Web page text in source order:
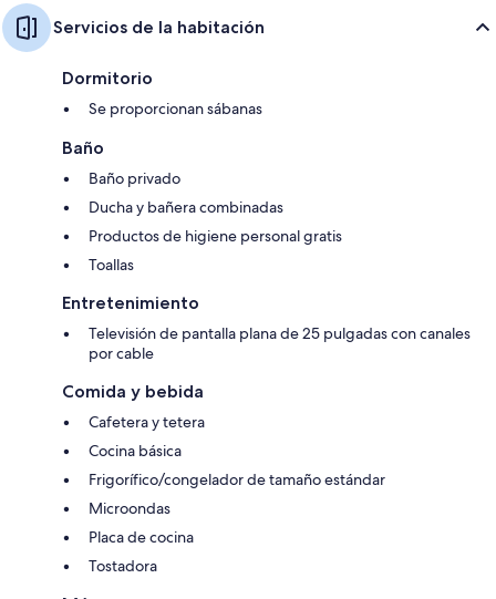
Servicios de la habitación
Dormitorio
Se proporcionan sábanas
Baño
Baño privado
Ducha y bañera combinadas
Productos de higiene personal gratis
Toallas
Entretenimiento
Televisión de pantalla plana de 25 pulgadas con canales
por cable
Comida y bebida
Cafetera y tetera
Cocina básica
Frigorífico/congelador de tamaño estándar
Microondas
Placa de cocina
Tostadora